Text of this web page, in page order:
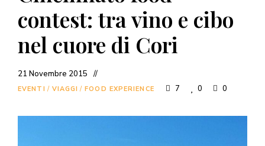
contest: tra vino e cibo
nel cuore di Cori
21 Novembre 2015
EVENTI / VIAGGI / FOOD EXPERIENCE 7 0 0